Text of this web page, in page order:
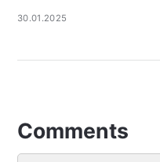
30.01.2025
Comments